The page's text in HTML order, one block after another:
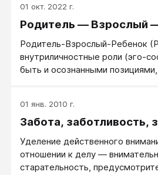
01 окт. 2022 г.
Родитель — Взрослый
Родитель-Взрослый-Ребенок
внутриличностные роли (эго-
быть и осознанными
01 янв. 2010 г.
Забота, заботливость,
Уделение действенного
отношении к делу —
старательность,